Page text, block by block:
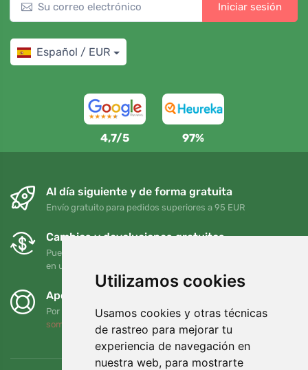
Utilizamos cookies
Usamos cookies y otras técnicas
de rastreo para mejorar tu
experiencia de navegación en
nuestra web, para mostrarte
Iniciar sesión
Español / EUR
4,7/5 97%
Al día siguiente y de forma gratuita
Envío gratuito para pedidos superiores a 95 EUR
Cambios y devoluciones gratuitos
Puede devolver o cambiar su pedido en cualquier momento
en un plazo de 90 días
Apoyamos a Trees.org
Por cada pedido plantamos un árbol. Leer másQuiénes
somos